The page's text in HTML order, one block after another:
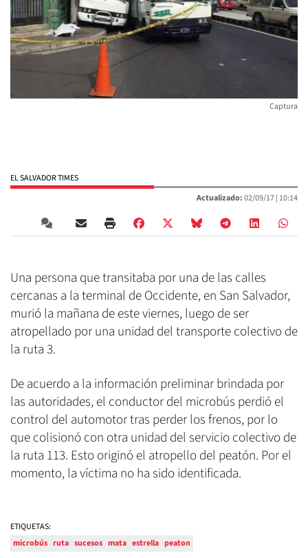
Captura
EL SALVADOR TIMES
Actualizado:02/09/17 | 10:14
Una persona que transitaba por una de las calles
cercanas a la terminal de Occidente, en San Salvador,
murió la mañana de este viernes, luego de ser
atropellado por una unidad del transporte colectivo de
la ruta 3.
De acuerdo a la información preliminar brindada por
las autoridades, el conductor del microbús perdió el
control del automotor tras perder los frenos, por lo
que colisionó con otra unidad del servicio colectivo de
la ruta 113. Esto originó el atropello del peatón. Por el
momento, la víctima no ha sido identificada.
ETIQUETAS:
microbús ruta sucesos mata estrella peaton